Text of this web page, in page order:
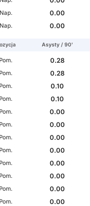
Nap.
0.00
Nap. 0.00
Asysty / 90'
Pom.
0.28
Pom.
0.28
Pom.
0.10
Pom.
0.10
Pom.
0.00
Pom.
0.00
Pom.
0.00
Pom.
0.00
Pom.
0.00
Pom.
0.00
Pom.
0.00
Pom.
0.00